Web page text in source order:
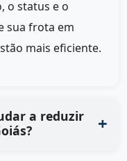
o status e o
sua frota em
mais eficiente.
a reduzir